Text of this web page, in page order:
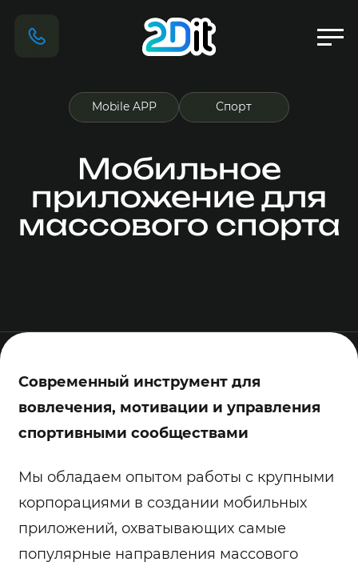
Mobile APP Спорт
Мобильное
приложение для
массового спорта
Современный инструмент для
вовлечения, мотивации и управления
спортивными сообществами
Мы обладаем опытом работы с крупными
корпорациями в создании мобильных
приложений, охватывающих самые
популярные направления массового